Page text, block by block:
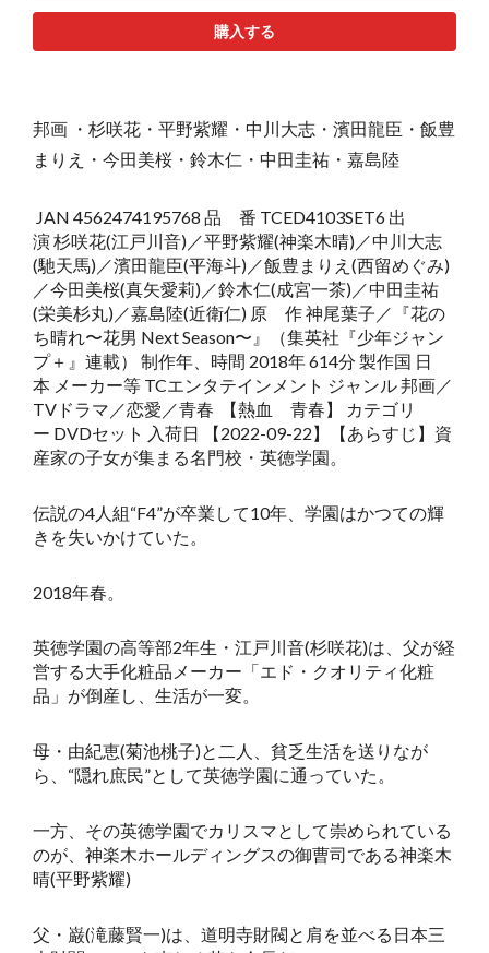
購入する
邦画 ・杉咲花・平野紫耀・中川大志・濱田龍臣・飯豊
まりえ・今田美桜・鈴木仁・中田圭祐・嘉島陸
JAN 4562474195768 品 番 TCED4103SET6 出
演 杉咲花(江戸川音)／平野紫耀(神楽木晴)／中川大志
(馳天馬)／濱田龍臣(平海斗)／飯豊まりえ(西留めぐみ)
／今田美桜(真矢愛莉)／鈴木仁(成宮一茶)／中田圭祐
(栄美杉丸)／嘉島陸(近衛仁) 原 作 神尾葉子／『花の
ち晴れ〜花男 Next Season〜』（集英社『少年ジャン
プ＋』連載） 制作年、時間 2018年 614分 製作国 日
本 メーカー等 TCエンタテインメント ジャンル 邦画／
TVドラマ／恋愛／青春 【熱血 青春】 カテゴリ
ー DVDセット 入荷日 【2022-09-22】【あらすじ】資
産家の子女が集まる名門校・英徳学園。
伝説の4人組“F4”が卒業して10年、学園はかつての輝
きを失いかけていた。
2018年春。
英徳学園の高等部2年生・江戸川音(杉咲花)は、父が経
営する大手化粧品メーカー「エド・クオリティ化粧
品」が倒産し、生活が一変。
母・由紀恵(菊池桃子)と二人、貧乏生活を送りなが
ら、“隠れ庶民”として英徳学園に通っていた。
一方、その英徳学園でカリスマとして崇められている
のが、神楽木ホールディングスの御曹司である神楽木
晴(平野紫耀)
父・巌(滝藤賢一)は、道明寺財閥と肩を並べる日本三